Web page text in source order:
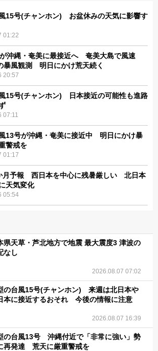
15号(チャンホン) お盆休みの天気に影響す
01:22
沖縄・奄美に最接近へ 奄美大島で風速
暴風観測 明日にかけ荒天続く
20:57
15号(チャンホン) 日本接近の可能性も進路
07:11
13号が沖縄・奄美に接近中 明日にかけ暴
警戒を
01:17
月予報 西日本を中心に残暑厳しい 北日本
天気変化
05:54
県天草・芦北地方で地震 最大震度3 津波の
なし
2026.08.07 07:02
の台風15号(チャンホン) 来週は北日本や
本に接近するおそれ 今後の情報に注意
2026.08.07 16:39
の台風13号 沖縄付近で「非常に強い」勢
再発達 荒天に厳重警戒を